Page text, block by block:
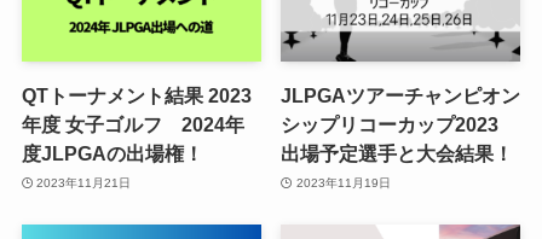
QTトーナメント結果 2023
年度 女子ゴルフ 2024年
度JLPGAの出場権！
2023年11月21日
JLPGAツアーチャンピオン
シップリコーカップ2023
出場予定選手と大会結果！
2023年11月19日